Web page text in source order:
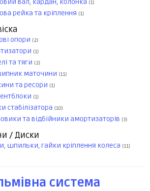
вал, кардан, колонка (1)
рейка та кріплення (1)
опори (2)
(1)
та тяги (2)
маточини (11)
та ресори (1)
(1)
стабілізатора (10)
та відбійники амортизаторів (3)
/ Диски
шпильки, гайки кріплення колеса (11)
система